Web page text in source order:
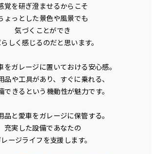
覚を研ぎ澄ませるからこそ
ょっとした景色や風景でも
気づくことができ
しく感じるのだと思います。
をガレージに置いておける安心感。
品や工具があり、すぐに乗れる、
できるという機動性が魅力です。
品と愛車をガレージに保管する。
充実した設備であなたの
ージライフを支援します。